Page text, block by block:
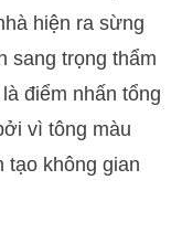
hiện ra sừng
sang trọng thẩm
điểm nhấn tổng
vì tông màu
tạo không gian